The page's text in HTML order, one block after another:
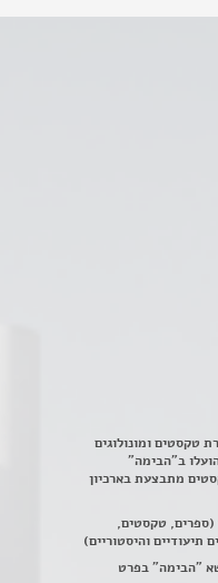
טקסטים ומונולוגים
מחזות, שהועלו ב"הבימה"
מתבצעת בארכיון
(ספרים, טקסטים,
והיסטוריים)
"הבימה" בפרט